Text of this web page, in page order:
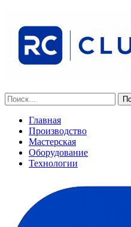
Главная
Производство
Мастерская
Оборудование
Технологии